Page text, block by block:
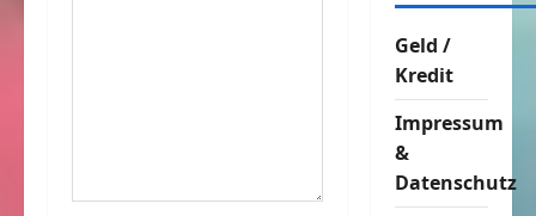
i
Geld /
Kredit
Impressum
&
Datenschutz